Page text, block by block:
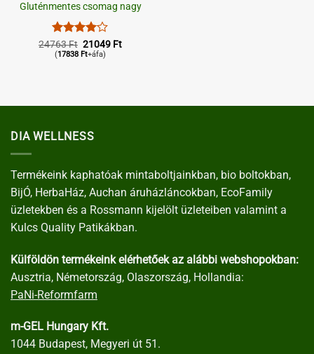
Gluténmentes csomag nagy
Értékelés:
4/ 5
24763Ft Original
price
21049 FtCurrent
(17838 Ft+áfa)
DIA WELLNESS
Termékeink kaphatóak mintaboltjainkban, bio boltokban,
BijÓ, HerbaHáz, Auchan áruházláncokban, EcoFamily
üzletekben és a Rossmann kijelölt üzleteiben valamint a
Kulcs Quality Patikákban.
Külföldön termékeink elérhetőek az alábbi webshopokban:
Ausztria, Németország, Olaszország, Hollandia:
PaNi-Reformfarm
m-GEL Hungary Kft.
1044 Budapest, Megyeri út 51.